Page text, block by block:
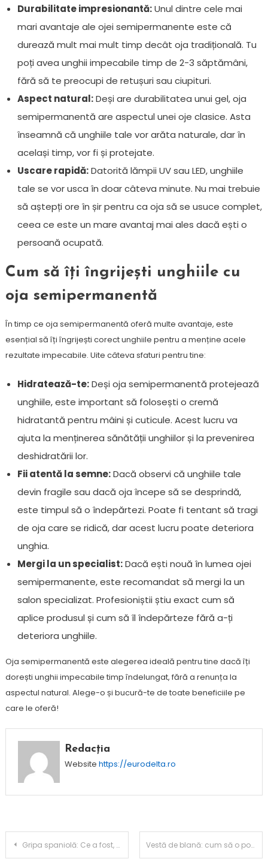
Durabilitate impresionantă:Unul dintre cele mai
mari avantaje ale ojei semipermanente este că
durează mult mai mult timp decât oja tradițională. Tu
poți avea unghii impecabile timp de 2-3 săptămâni,
fără să te preocupi de retușuri sau ciupituri.
Aspect natural:Deși are durabilitatea unui gel, oja
semipermanentă are aspectul unei oje clasice. Asta
înseamnă că unghiile tale vor arăta naturale, dar în
același timp, vor fi și protejate.
Uscare rapidă:Datorită lămpii UV sau LED, unghiile
tale se vor usca în doar câteva minute. Nu mai trebuie
să aștepți ore în șir pentru ca oja să se usuce complet,
ceea ce este un mare avantaj mai ales dacă ești o
persoană ocupată.
Cum să îți îngrijești unghiile cu
oja semipermanentă
În timp ce oja semipermanentă oferă multe avantaje, este
esențial să îți îngrijești corect unghiile pentru a menține acele
rezultate impecabile. Uite câteva sfaturi pentru tine:
Hidratează-te:Deși oja semipermanentă protejează
unghiile, este important să folosești o cremă
hidratantă pentru mâini și cuticule. Acest lucru va
ajuta la menținerea sănătății unghiilor și la prevenirea
deshidratării lor.
Fii atentă la semne:Dacă observi că unghiile tale
devin fragile sau dacă oja începe să se desprindă,
este timpul să o îndepărtezi. Poate fi tentant să tragi
de oja care se ridică, dar acest lucru poate deteriora
unghia.
Mergi la un specialist:Dacă ești nouă în lumea ojei
semipermanente, este recomandat să mergi la un
salon specializat. Profesioniștii știu exact cum să
aplice produsul și cum să îl îndepărteze fără a-ți
deteriora unghiile.
Oja semipermanentă este alegerea ideală pentru tine dacă îți
dorești unghii impecabile timp îndelungat, fără a renunța la
aspectul natural. Alege-o și bucură-te de toate beneficiile pe
care le oferă!
Redacția
Website https://eurodelta.ro
Navigare
Gripa spaniolă: Ce a fost, cum s-a răspândit și ce consecințe a avut această pandemie devastatoare din secolul XX Vestă de blană: cum să o porți cu eleganță și rafinament